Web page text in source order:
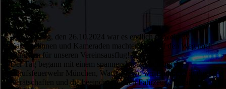
Vereinsausflung2024-_2_
Am Samstag, den 26.10.2024 war es endlich so weit: 39
Kameradinnen und Kameraden machten sich auf den Weg nach
München für unseren Vereinsausflug!
Der Tag begann mit einem spannenden Besuch bei der
Berufsfeuerwehr München, Wache 9, wo wir Einblicke in die
Gerätschaften und die beeindruckenden Fahrzeuge bekamen.